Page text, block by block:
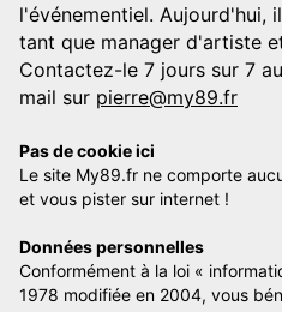
l'événementiel. Aujourd'hui,
tant que manager d'artiste
Contactez-le 7 jours sur 7
mail sur pierre@my89.fr
Pas de cookie ici
Le site My89.fr ne comporte
et vous pister sur internet !
Données personnelles
Conformément à la loi «
1978 modifiée en 2004, vous